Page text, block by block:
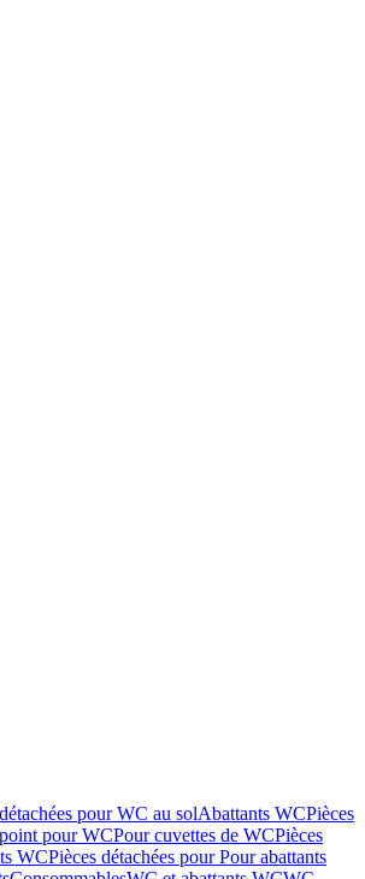
pour WC au solAbattants WCPièces
pour WCPour cuvettes de WCPièces
WCPièces détachées pour Pour abattants